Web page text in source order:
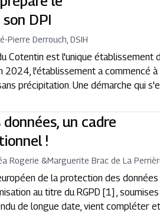
DPI
-Pierre Derrouch, DSIH
Cotentin est l'unique établissement
2024, l'établissement a commencé
précipitation. Une démarche qui
un cadre
!
Rogerie &Marguerite Brac de La
de la protection des
au titre du RGPD [1] ,
de longue date, vient compléter